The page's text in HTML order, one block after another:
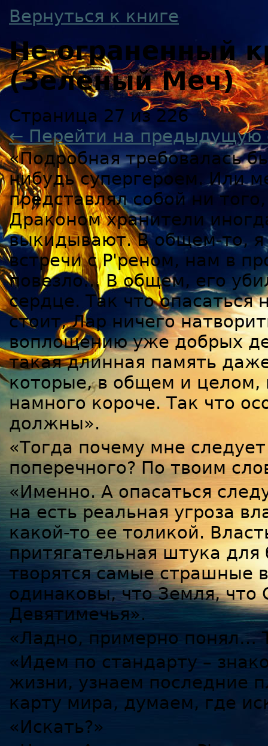
Вернуться к книге
Не ограненный
(Зеленый Меч)
Страница 27 из 226
← Перейти на предыдущую
«Подробная требовалась
нибудь супергероем. Или
представлял собой ни
Драконом хранители
выкидывают. В общем-то, я
встречи с Р'реном, нам в
повезло… В общем, его
сердце. Так что
стоит, Лар ничего
воплощению уже добрых
такая длинная память
которые, в общем и целом,
намного короче. Так что
должны».
«Тогда почему мне
поперечного? По твоим
«Именно. А опасаться
на есть реальная угроза
какой-то ее толикой.
притягательная штука
творятся самые страшные
одинаковы, что Земля, что
Девятимечья».
«Ладно, примерно понял…
«Идем по стандарту –
жизни, узнаем последние
карту мира, думаем, где
«Искать?»